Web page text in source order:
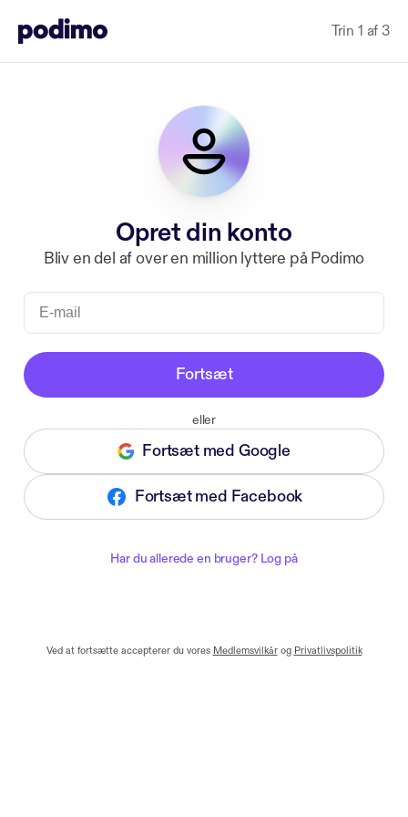
Trin 1 af 3
Opret din konto
Bliv en del af over en million lyttere på Podimo
Fortsæt
eller
Fortsæt med Google
Fortsæt med Facebook
Har du allerede en bruger? Log på
Ved at fortsætte accepterer du vores Medlemsvilkår og Privatlivspolitik